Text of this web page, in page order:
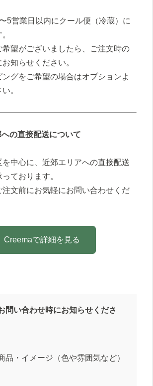
5営業日以内にクール便（冷蔵）に
希望がございましたら、ご注文時の
知らせください。
ングをご希望の場合はオプションよ
。
の直接配送について
中心に、近郊エリアへの直接配送
っております。
注文前にお気軽にお問い合わせくだ
Creemaで詳細を見る
問い合わせ時にお知らせくださ
品・イメージ（色や雰囲気など）